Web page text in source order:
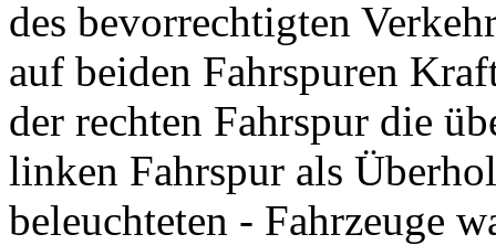
des bevorrechtigten
auf beiden Fahrspuren
der rechten Fahrspur die
linken Fahrspur als
beleuchteten - Fahrzeuge